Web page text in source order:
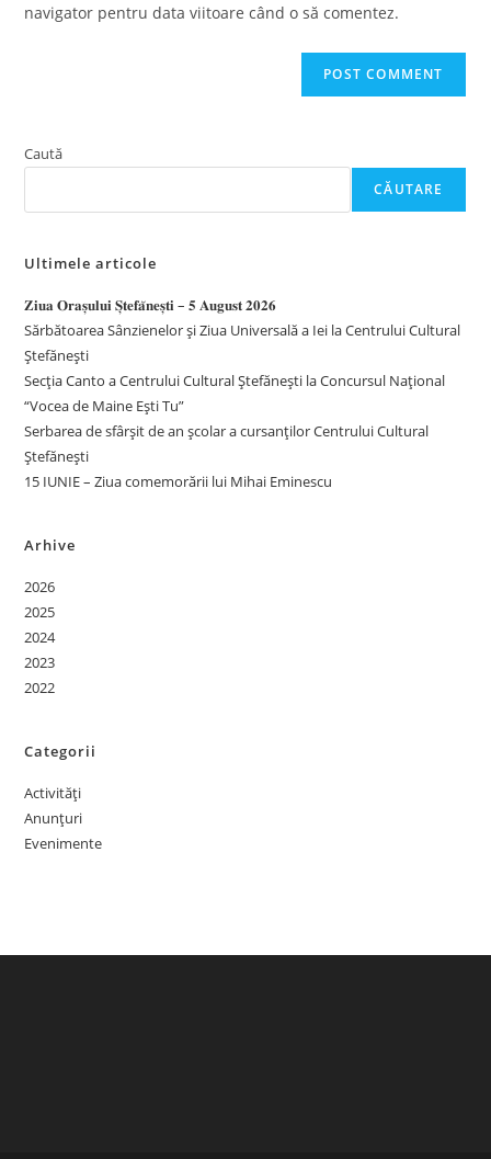
navigator pentru data viitoare când o să comentez.
Caută
CĂUTARE
Ultimele articole
𝐙𝐢𝐮𝐚 𝐎𝐫𝐚𝐬̦𝐮𝐥𝐮𝐢 𝐒̦𝐭𝐞𝐟𝐚̆𝐧𝐞𝐬̦𝐭𝐢 – 𝟓 𝐀𝐮𝐠𝐮𝐬𝐭 𝟐𝟎𝟐𝟔
Sărbătoarea Sânzienelor și Ziua Universală a Iei la Centrului Cultural
Ștefănești
Secția Canto a Centrului Cultural Ștefănești la Concursul Național
“Vocea de Maine Ești Tu”
Serbarea de sfârșit de an școlar a cursanților Centrului Cultural
Ștefănești
15 IUNIE – Ziua comemorării lui Mihai Eminescu
Arhive
2026
2025
2024
2023
2022
Categorii
Activități
Anunțuri
Evenimente